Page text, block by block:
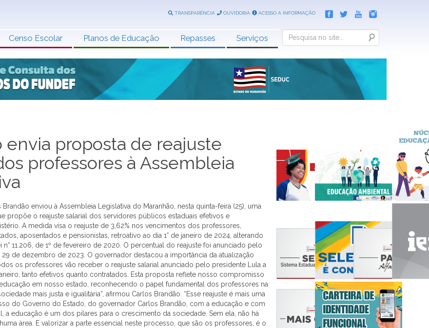
TRANSPARÊNCIA OUVIDORIA ACESSO A INFORMAÇÃO
Censo Escolar Planos de Educação Repasses Serviços Search
envia proposta de reajuste
professores à Assembleia
enviou à Assembleia Legislativa do Maranhão, nesta quinta-feira (25), uma
propõe o reajuste salarial dos servidores públicos estaduais efetivos e
A medida visa o reajuste de 3,62% nos vencimentos dos professores,
aposentados e pensionistas, retroativo ao dia 1° de janeiro de 2024, alterando
n° 11.206, de 1º de fevereiro de 2020. O percentual do reajuste foi anunciado pelo
de dezembro de 2023. O governador destacou a importância da atualização
os professores vão receber o reajuste salarial anunciado pelo presidente Lula a
tanto efetivos quanto contratados. Esta proposta reflete nosso compromisso
em nosso estado, reconhecendo o papel fundamental dos professores na
mais justa e igualitária”, afirmou Carlos Brandão. “Esse reajuste é mais uma
do Governo do Estado, do governador Carlos Brandão, com a educação e com
a educação é um dos pilares para o crescimento da sociedade. Sem ela, não há
área. E valorizar a parte essencial neste processo, que são os professores, é o